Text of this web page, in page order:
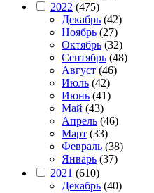
2022 (475)
Декабрь (42)
Ноябрь (27)
Октябрь (32)
Сентябрь (48)
Август (46)
Июль (42)
Июнь (41)
Май (43)
Апрель (46)
Март (33)
Февраль (38)
Январь (37)
2021 (610)
Декабрь (40)